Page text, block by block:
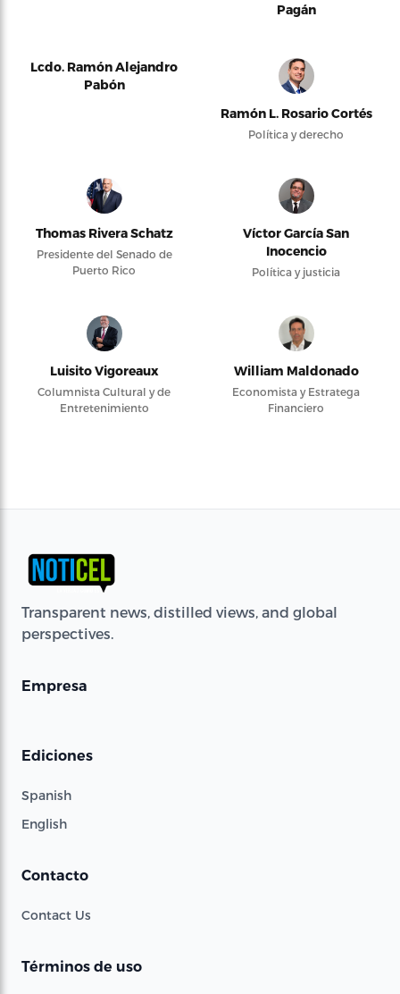
Pagán
Lcdo. Ramón Alejandro
Pabón
Ramón L. Rosario Cortés
Política y derecho
Thomas Rivera Schatz
Presidente del Senado de
Puerto Rico
Víctor García San
Inocencio
Política y justicia
Luisito Vigoreaux
Columnista Cultural y de
Entretenimiento
William Maldonado
Economista y Estratega
Financiero
Transparent news, distilled views, and global
perspectives.
Empresa
Ediciones
Spanish
English
Contacto
Contact Us
Términos de uso